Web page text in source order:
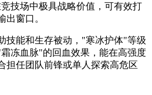
技场中极具战略价值，可有效打
出窗口。
技能和生存被动，"寒冰护体"等级
冻血脉"的回血效果，能在高强度
担任团队前锋或单人探索高危区